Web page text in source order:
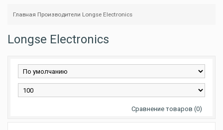
Главная Производители Longse Electronics
Longse Electronics
Сравнение товаров (0)